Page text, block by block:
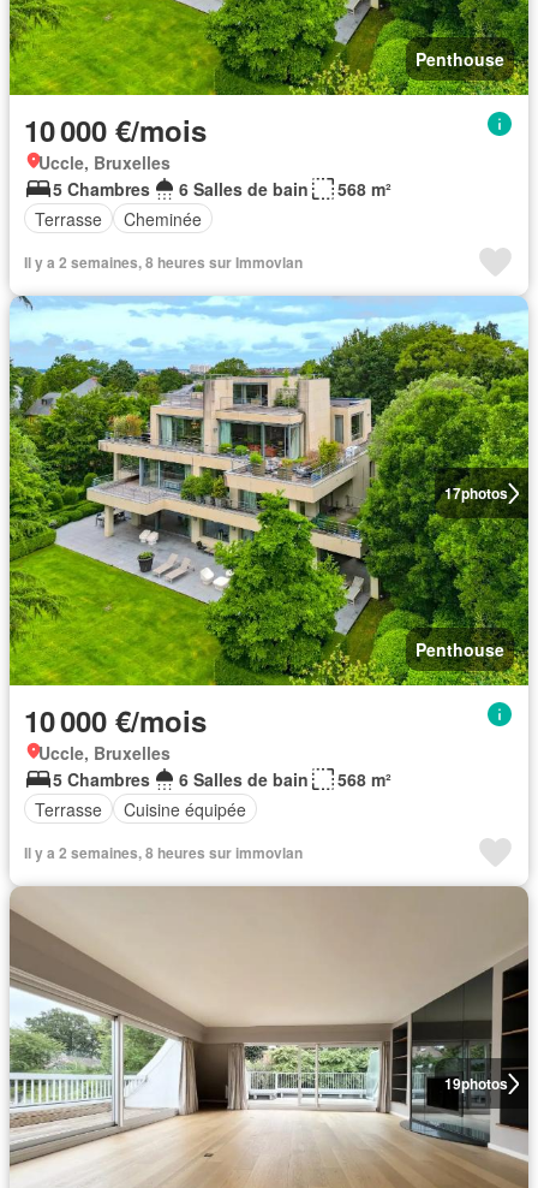
Penthouse
10 000 €/mois
Uccle, Bruxelles
5 Chambres
6 Salles de bain
568 m²
Terrasse
Cheminée
Il y a 2 semaines, 8 heures sur Immovlan
17photos
Penthouse
10 000 €/mois
Uccle, Bruxelles
5 Chambres
6 Salles de bain
568 m²
Terrasse
Cuisine équipée
Il y a 2 semaines, 8 heures sur immovlan
19photos